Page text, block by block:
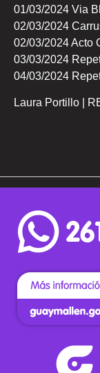
01/03/2024 Via
02/03/2024
02/03/2024 Acto
03/03/2024
04/03/2024
Laura Portillo |